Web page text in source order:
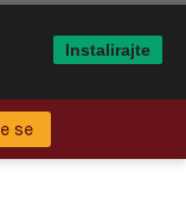
se
Instalirajte